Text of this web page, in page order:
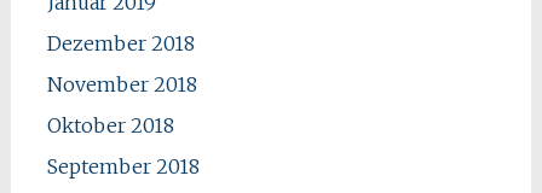
Dezember 2018
November 2018
Oktober 2018
September 2018